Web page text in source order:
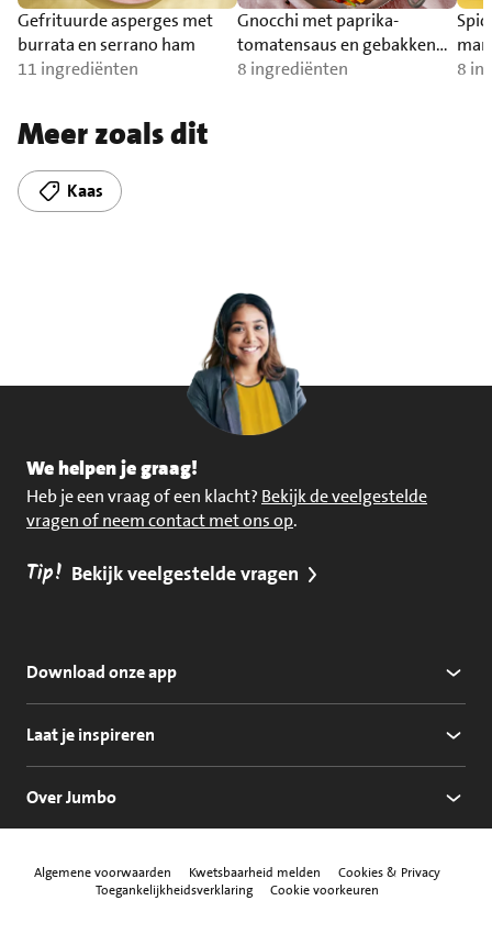
Gefrituurde asperges met
burrata en serrano ham
11 ingrediënten
Gnocchi met paprika-
tomatensaus en gebakken
zalm
8 ingrediënten
8
Meer zoals dit
Kaas
We helpen je graag!
Heb je een vraag of een klacht? Bekijk de veelgestelde
vragen of neem contact met ons op.
Tip! Bekijk veelgestelde vragen
Download onze app
Laat je inspireren
Over Jumbo
Algemene voorwaarden Kwetsbaarheid melden
Cookies & Privacy
Toegankelijkheidsverklaring
Cookie voorkeuren